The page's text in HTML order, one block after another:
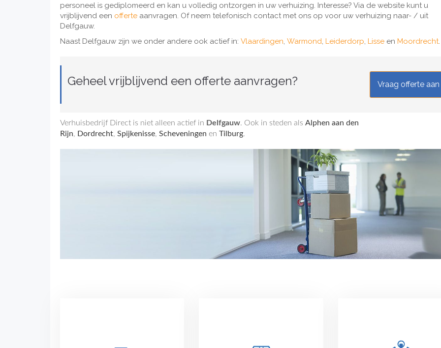
personeel is gediplomeerd en kan u volledig ontzorgen in uw verhuizing. Interesse? Via de website kunt u
vrijblijvend een offerte aanvragen. Of neem telefonisch contact met ons op voor uw verhuizing naar- / uit
Delfgauw.
Naast Delfgauw zijn we onder andere ook actief in: Vlaardingen, Warmond, Leiderdorp, Lisse en Moordrecht.
Geheel vrijblijvend een offerte aanvragen? Vraag offerte aan
Verhuisbedrijf Direct is niet alleen actief in Delfgauw. Ook in steden als Alphen aan den
Rijn, Dordrecht, Spijkenisse, Scheveningen en Tilburg.